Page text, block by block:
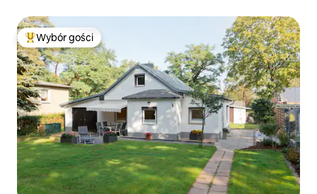
Najpopularniejsze z kategorii Wybór gości
Wybór gości